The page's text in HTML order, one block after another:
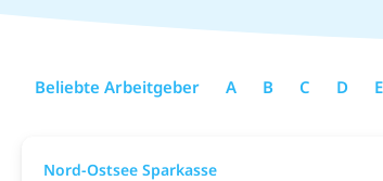
Beliebte Arbeitgeber A B C D E
Nord-Ostsee Sparkasse